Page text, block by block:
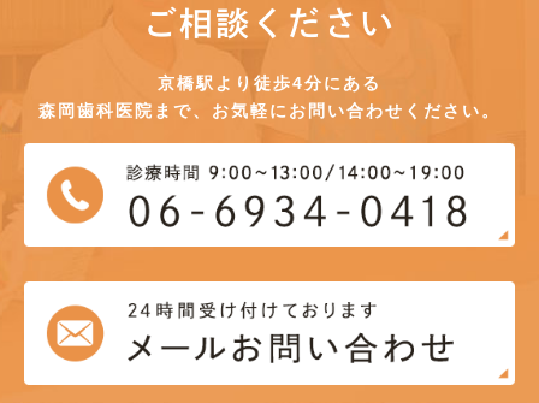
ご相談ください
京橋駅より徒歩4分にある
森岡歯科医院まで、お気軽にお問い合わせください。